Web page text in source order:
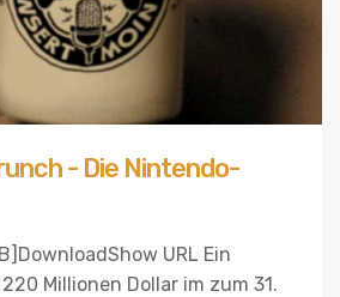
- Die Nintendo-
URL Ein
Millionen Dollar im zum 31.